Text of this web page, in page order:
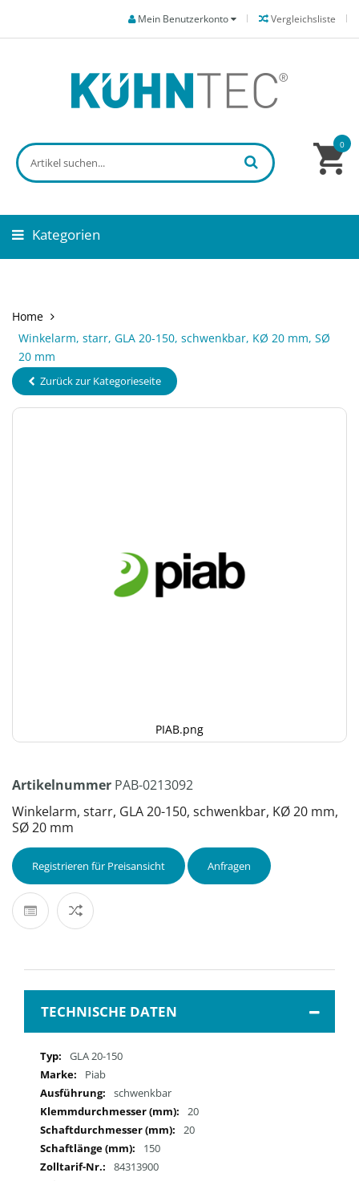
Vergleichsliste
Mein Benutzerkonto
0
Kategorien
Home
Winkelarm, starr, GLA 20-150, schwenkbar, KØ 20 mm, SØ
20 mm
Zurück zur Kategorieseite
PIAB.png
Artikelnummer PAB-0213092
Winkelarm, starr, GLA 20-150, schwenkbar, KØ 20 mm,
SØ 20 mm
Registrieren für Preisansicht Anfragen
TECHNISCHE DATEN
Mehr
Informationen
GLA 20-150
Piab
schwenkbar
20
20
150
84313900